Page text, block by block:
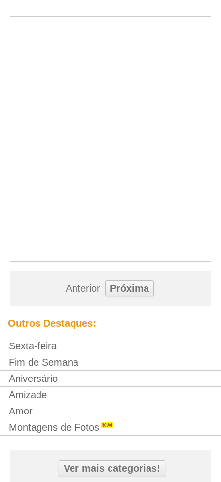
Anterior Próxima
Outros Destaques:
Sexta-feira
Fim de Semana
Aniversário
Amizade
Amor
Montagens de Fotos
Ver mais categorias!